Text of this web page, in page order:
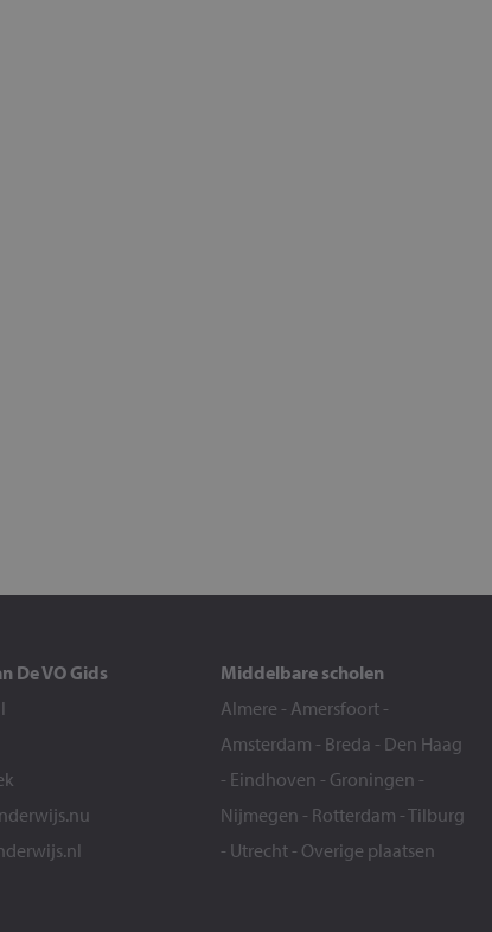
De VO Gids
Middelbare scholen
Almere - Amersfoort -
Amsterdam - Breda - Den Haag
- Eindhoven - Groningen -
Nijmegen - Rotterdam -Tilburg
- Utrecht - Overige plaatsen